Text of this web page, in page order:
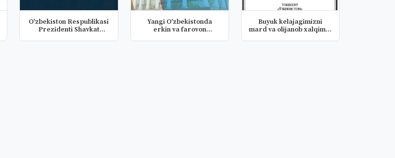
O'zbekiston Respublikasi
Prezidenti Shavkat
Yangi O'zbekistonda
erkin va farovon
Buyuk kelajagimizni
mard va olijanob xalqimiz